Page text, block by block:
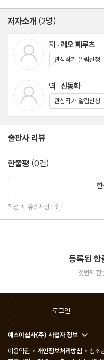
린 사랑, 돈과 증오에 엮인 모
등 독특하고도 매력적인 인물
품들은 성경, 전설, 민담과
를 더한 탁월한 상상력으로
탐구를 시도한다. 독립적인
세밀한 구성의 작품으로 천
빛을 발하는 걸작이다.
브랜디 단지
황제의 충복들
사그라지는 촛불
에필로그
역자 해설
옛날 옛적 프라하에서 혹시
저자소개 (2명)
저 : 레오 페루츠
관심작가 알림신청
역 : 신동화
관심작가 알림신청
출판사 리뷰
한줄평 (0건)
작성 시 유의사항
등록된 한
첫번째 한
로그인
예스이십사(주) 사업자 정보
이용약관
개인정보처리방침
청소